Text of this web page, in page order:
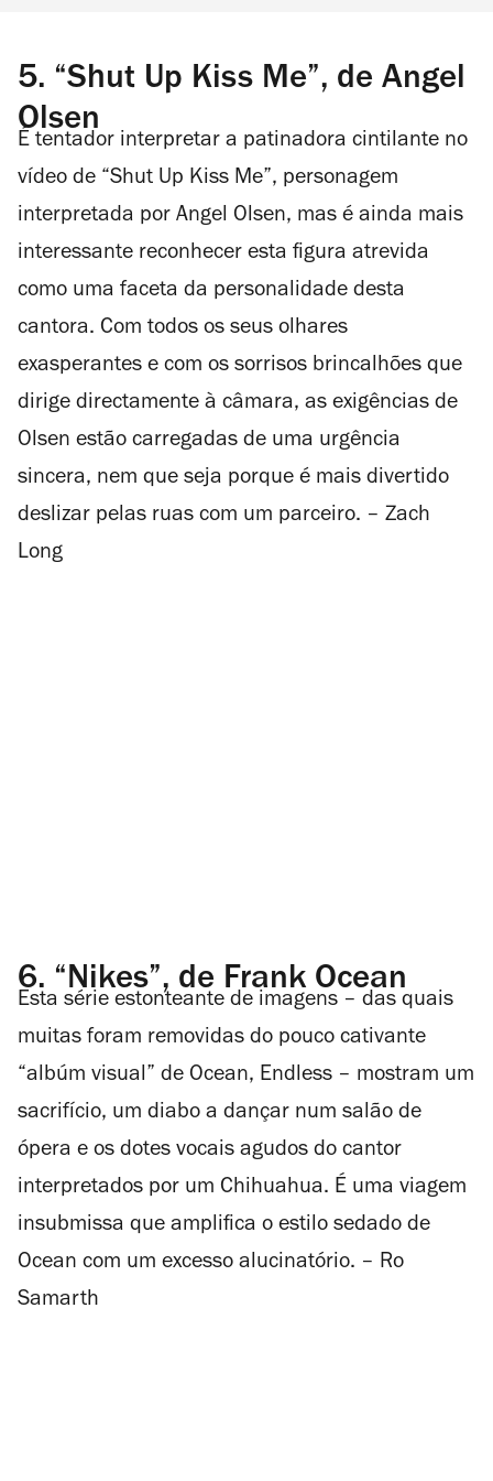
5. “Shut Up Kiss Me”, de Angel
Olsen
É tentador interpretar a patinadora cintilante no
vídeo de “Shut Up Kiss Me”, personagem
interpretada por Angel Olsen, mas é ainda mais
interessante reconhecer esta figura atrevida
como uma faceta da personalidade desta
cantora. Com todos os seus olhares
exasperantes e com os sorrisos brincalhões que
dirige directamente à câmara, as exigências de
Olsen estão carregadas de uma urgência
sincera, nem que seja porque é mais divertido
deslizar pelas ruas com um parceiro. – Zach
Long
6. “Nikes”, de Frank Ocean
Esta série estonteante de imagens – das quais
muitas foram removidas do pouco cativante
“albúm visual” de Ocean, Endless – mostram um
sacrifício, um diabo a dançar num salão de
ópera e os dotes vocais agudos do cantor
interpretados por um Chihuahua. É uma viagem
insubmissa que amplifica o estilo sedado de
Ocean com um excesso alucinatório. – Ro
Samarth